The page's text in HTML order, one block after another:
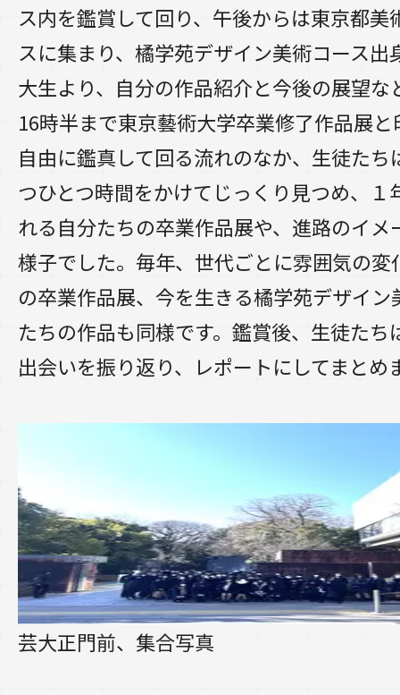
ス内を鑑賞して回り、午後からは東京都美
スに集まり、橘学苑デザイン美術コース出
大生より、自分の作品紹介と今後の展望な
16時半まで東京藝術大学卒業修了作品展
自由に鑑真して回る流れのなか、生徒たち
つひとつ時間をかけてじっくり見つめ、１
れる自分たちの卒業作品展や、進路のイメ
様子でした。毎年、世代ごとに雰囲気の変
の卒業作品展、今を生きる橘学苑デザイン
たちの作品も同様です。鑑賞後、生徒たち
出会いを振り返り、レポートにしてまとめ
芸大正門前、集合写真